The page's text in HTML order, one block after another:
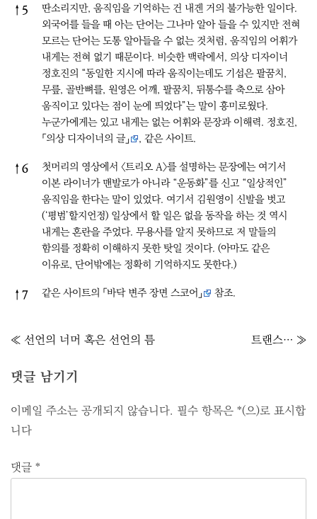
↑ 5
딴소리지만, 움직임을 기억하는 건 내겐 거의 불가능한 일이다.
외국어를 들을 때 아는 단어는 그나마 알아 들을 수 있지만 전혀
모르는 단어는 도통 알아들을 수 없는 것처럼, 움직임의 어휘가
내게는 전혀 없기 때문이다. 비슷한 맥락에서, 의상 디자이너
정호진의 “동일한 지시에 따라 움직이는데도 기섭은 팔꿈치,
무릎, 골반뼈를, 원영은 어깨, 팔꿈치, 뒤통수를 축으로 삼아
움직이고 있다는 점이 눈에 띄었다”는 말이 흥미로웠다.
누군가에게는 있고 내게는 없는 어휘와 문장과 이해력. 정호진,
「의상 디자이너의 글」
, 같은 사이트.
↑ 6
첫머리의 영상에서 〈트리오 A〉를 설명하는 문장에는 여기서
이본 라이너가 맨발로가 아니라 “운동화”를 신고 “일상적인”
움직임을 한다는 말이 있었다. 여기서 김원영이 신발을 벗고
(‘평범’할지언정) 일상에서 할 일은 없을 동작을 하는 것 역시
내게는 혼란을 주었다. 무용사를 알지 못하므로 저 말들의
함의를 정확히 이해하지 못한 탓일 것이다. (아마도 같은
이유로, 단어밖에는 정확히 기억하지도 못한다.)
↑ 7 같은 사이트의 「바닥 변주 장면 스코어」 참조.
글
비
게
이
션
≪ 선언의 너머 혹은 선언의 틈 트랜스… ≫
댓글 남기기
이메일 주소는 공개되지 않습니다. 필수 항목은 *(으)로 표시합
니다
댓글 *